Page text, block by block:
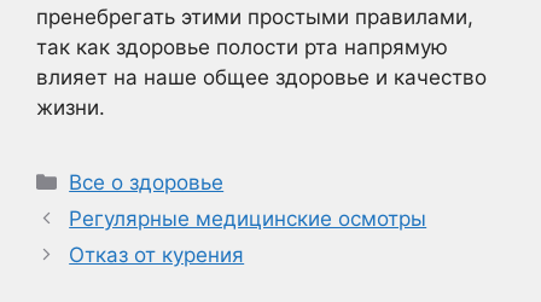
пренебрегать этими простыми правилами,
так как здоровье полости рта напрямую
влияет на наше общее здоровье и качество
жизни.
Рубрики
Все о здоровье
Регулярные медицинские осмотры
Отказ от курения